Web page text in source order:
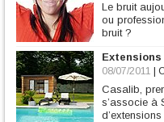
Le bruit
ou
bruit ?
08/07/2011
Casalib,
s’associe à
d’extensions